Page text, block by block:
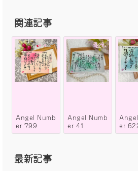
関連記事
Angel Numb
er 799
Angel Numb
er 41
er
最新記事